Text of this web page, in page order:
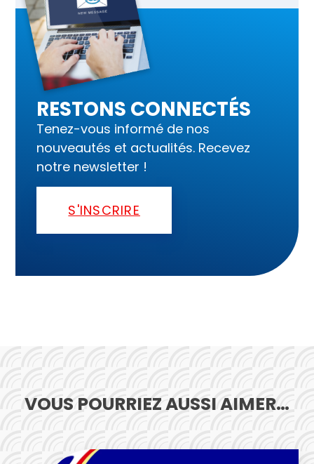
RESTONS CONNECTÉS
Tenez-vous informé de nos
nouveautés et actualités. Recevez
notre newsletter !
S'INSCRIRE
VOUS POURRIEZ AUSSI AIMER…